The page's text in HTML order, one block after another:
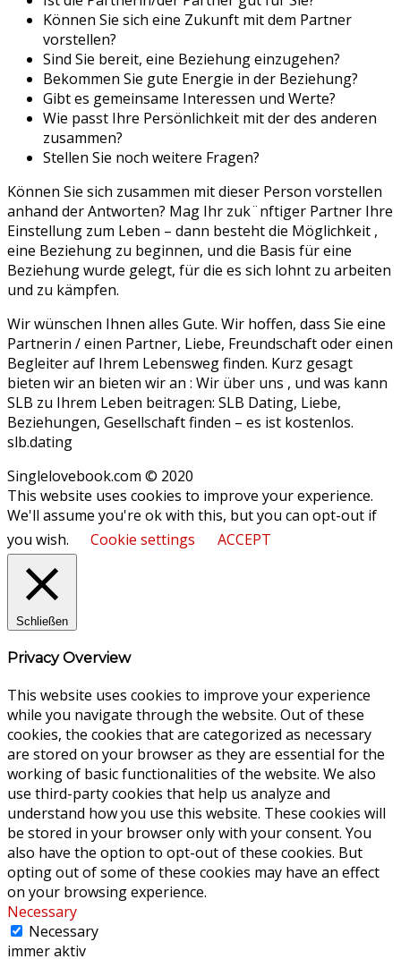
Können Sie sich eine Zukunft mit dem Partner
vorstellen?
Sind Sie bereit, eine Beziehung einzugehen?
Bekommen Sie gute Energie in der Beziehung?
Gibt es gemeinsame Interessen und Werte?
Wie passt Ihre Persönlichkeit mit der des anderen
zusammen?
Stellen Sie noch weitere Fragen?
Können Sie sich zusammen mit dieser Person vorstellen
anhand der Antworten? Mag Ihr zuk¨nftiger Partner Ihre
Einstellung zum Leben – dann besteht die Möglichkeit ,
eine Beziehung zu beginnen, und die Basis für eine
Beziehung wurde gelegt, für die es sich lohnt zu arbeiten
und zu kämpfen.
Wir wünschen Ihnen alles Gute. Wir hoffen, dass Sie eine
Partnerin / einen Partner, Liebe, Freundschaft oder einen
Begleiter auf Ihrem Lebensweg finden. Kurz gesagt
bieten wir an bieten wir an : Wir über uns , und was kann
SLB zu Ihrem Leben beitragen: SLB Dating, Liebe,
Beziehungen, Gesellschaft finden – es ist kostenlos.
slb.dating
Singlelovebook.com © 2020
This website uses cookies to improve your experience.
We'll assume you're ok with this, but you can opt-out if
you wish.
Cookie settings ACCEPT
Schließen
Privacy Overview
This website uses cookies to improve your experience
while you navigate through the website. Out of these
cookies, the cookies that are categorized as necessary
are stored on your browser as they are essential for the
working of basic functionalities of the website. We also
use third-party cookies that help us analyze and
understand how you use this website. These cookies will
be stored in your browser only with your consent. You
also have the option to opt-out of these cookies. But
opting out of some of these cookies may have an effect
on your browsing experience.
Necessary
Necessary
immer aktiv